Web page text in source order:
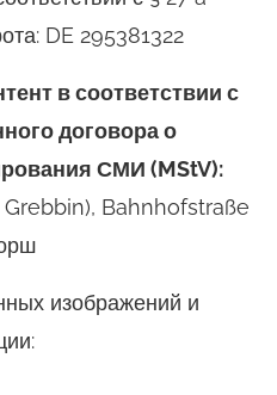
DE 295381322
в соответствии с
договора о
СМИ (MStV):
Bahnhofstraße
изображений и